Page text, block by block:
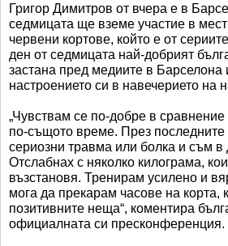
Григор Димитров от вчера е в
седмицата ще вземе участие в
червени кортове, който е от
ден от седмицата най-добрият
застана пред медиите в Барселона
настроението си в навечерието на
„Чувствам се по-добре в
по-същото време. През
сериозни травма или болка и съм
Отслабнах с няколко килограма,
възстановя. Тренирам усилено и
мога да прекарам часове на корта,
позитивните неща“, коментира
официалната си пресконференция.